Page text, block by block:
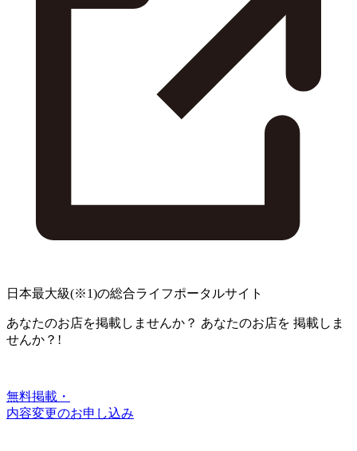
日本最大級(※1)の総合ライフポータルサイト
あなたのお店を掲載しませんか？ あなたのお店を 掲載しま
せんか？!
無料掲載・
内容変更のお申し込み